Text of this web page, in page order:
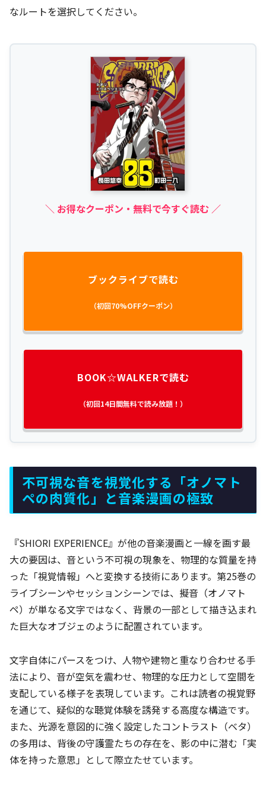
なルートを選択してください。
＼ お得なクーポン・無料で今すぐ読む ／
ブックライブで読む
（初回70%OFFクーポン）
BOOK☆WALKERで読む
（初回14日間無料で読み放題！）
不可視な音を視覚化する「オノマト
ペの肉質化」と音楽漫画の極致
『SHIORI EXPERIENCE』が他の音楽漫画と一線を画す最
大の要因は、音という不可視の現象を、物理的な質量を持
った「視覚情報」へと変換する技術にあります。第25巻の
ライブシーンやセッションシーンでは、擬音（オノマト
ペ）が単なる文字ではなく、背景の一部として描き込まれ
た巨大なオブジェのように配置されています。
文字自体にパースをつけ、人物や建物と重なり合わせる手
法により、音が空気を震わせ、物理的な圧力として空間を
支配している様子を表現しています。これは読者の視覚野
を通じて、疑似的な聴覚体験を誘発する高度な構造です。
また、光源を意図的に強く設定したコントラスト（ベタ）
の多用は、背後の守護霊たちの存在を、影の中に潜む「実
体を持った意思」として際立たせています。